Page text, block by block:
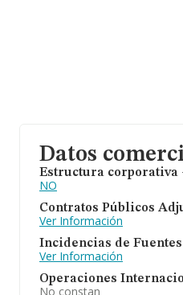
Datos
Estructura corporativa
NO
Contratos Públicos
Ver Información
Incidencias de
Ver Información
Operaciones
No constan